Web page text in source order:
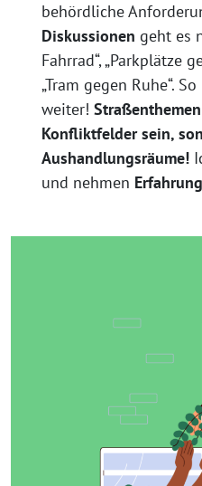
behördliche
Diskussionen geht es
Fahrrad“, „Parkplätze
„Tram gegen Ruhe“.
weiter!
Konfliktfelder sein,
Aushandlungsräume!
und nehmen